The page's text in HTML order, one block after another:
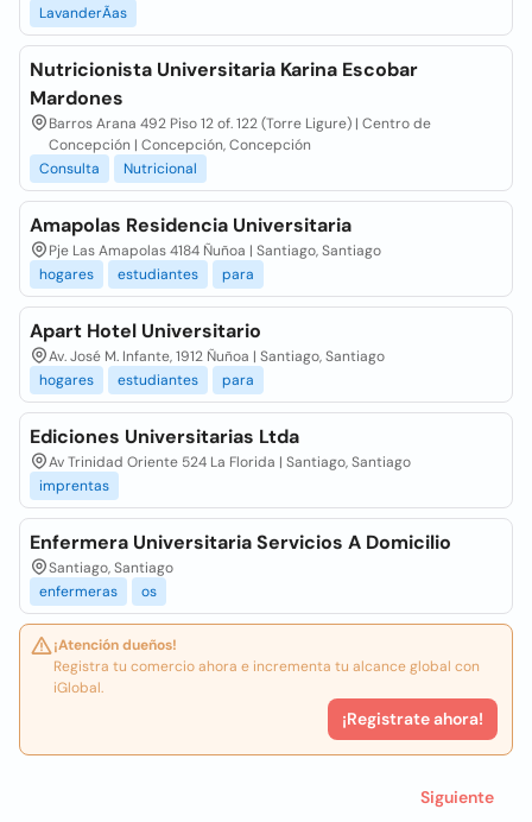
LavanderÃas
Nutricionista Universitaria Karina Escobar
Mardones
Barros Arana 492 Piso 12 of. 122 (Torre Ligure) | Centro de
Concepción | Concepción, Concepción
Consulta
Nutricional
Amapolas Residencia Universitaria
Pje Las Amapolas 4184 Ñuñoa | Santiago, Santiago
hogares
estudiantes para
Apart Hotel Universitario
Av. José M. Infante, 1912 Ñuñoa | Santiago, Santiago
hogares
estudiantes para
Ediciones Universitarias Ltda
Av Trinidad Oriente 524 La Florida | Santiago, Santiago
imprentas
Enfermera Universitaria Servicios A Domicilio
Santiago, Santiago
enfermeras
os
¡Atención dueños!
Registra tu comercio ahora e incrementa tu alcance global con
iGlobal.
¡Registrate ahora!
Siguiente